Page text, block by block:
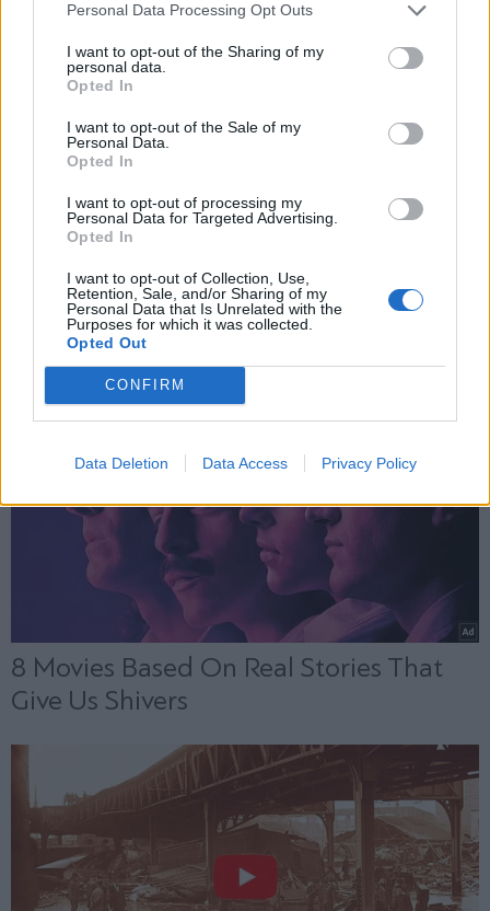
Personal Data Processing Opt Outs
I want to opt-out of the Sharing of my
personal data.
Opted In
I want to opt-out of the Sale of my
Personal Data.
Opted In
I want to opt-out of processing my
Personal Data for Targeted Advertising.
Opted In
I want to opt-out of Collection, Use,
Retention, Sale, and/or Sharing of my
Personal Data that Is Unrelated with the
Purposes for which it was collected.
Opted Out
CONFIRM
Data Deletion Data Access Privacy Policy
PARAPOLITIKA NEWSROOM
Μαρία Κορινθίου: Ερωτευμένη ξανά μετά
το διαζύγιο - Η αποκάλυψη για τον νέο
της σύντροφο (Βίντεο)
Αποδέχομαι τους
και την πολιτική απορρήτου
X